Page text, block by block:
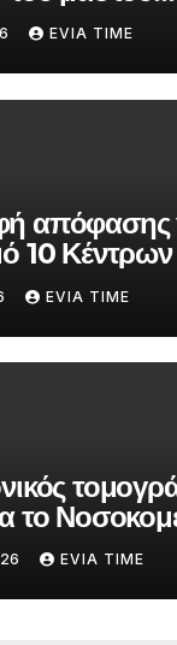
ο Δήμος
EVIA TIME
απόφασης
10 Κέντρων
EVIA TIME
το
EVIA TIME